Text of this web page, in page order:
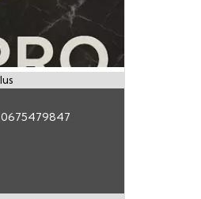
0675479847